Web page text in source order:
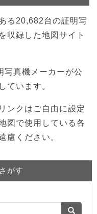
る20,682台の証明写
収録した地図サイト
写真機メーカーが公
ています。
ンクはご自由に設定
図で使用している各
慮ください。
がす